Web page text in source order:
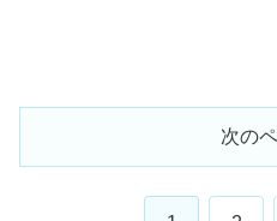
次の